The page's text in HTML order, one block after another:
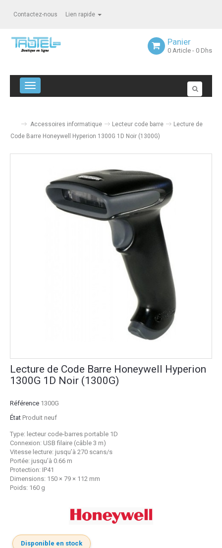
Contactez-nous Lien rapide
Panier
0 Article - 0 Dhs
Navigation bascule
Accessoires informatique Lecteur code barre
Lecture de
Code Barre Honeywell Hyperion 1300G 1D Noir (1300G)
Lecture de Code Barre Honeywell Hyperion
1300G 1D Noir (1300G)
Référence 1300G
État Produit neuf
Type: lecteur code-barres portable 1D
Connexion: USB filaire (câble 3 m)
Vitesse lecture: jusqu’à 270 scans/s
Portée: jusqu’à 0.66 m
Protection: IP41
Dimensions: 150 × 79 × 112 mm
Poids: 160 g
Disponible en stock